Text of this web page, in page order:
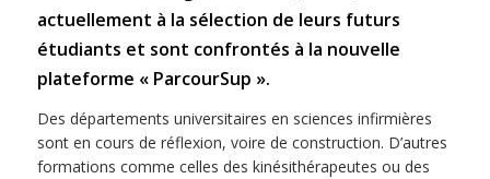
actuellement à la sélection de leurs futurs
étudiants et sont confrontés à la nouvelle
plateforme « ParcourSup ».
Des départements universitaires en sciences infirmières
sont en cours de réflexion, voire de construction. D’autres
formations comme celles des kinésithérapeutes ou des